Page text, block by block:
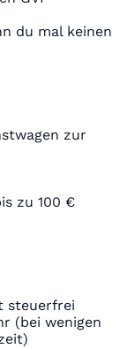
du mal keinen
zur
zu 100 €
steuerfrei
(bei wenigen